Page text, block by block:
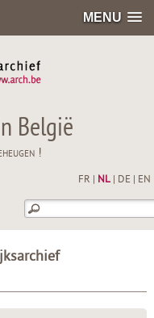
MENU
België
!
FR NL| DE EN